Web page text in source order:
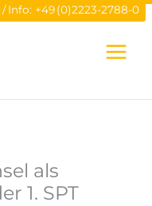
Info: +49 (0)2223-2788-0
als
1. SPT